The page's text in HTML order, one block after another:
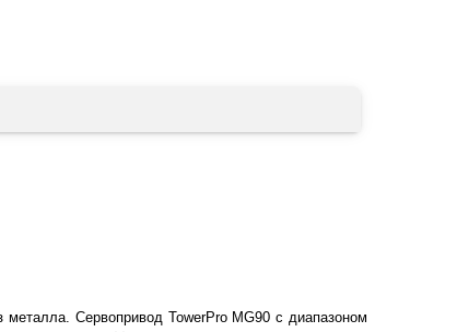
Сервопривод TowerPro MG90 с диапазоном